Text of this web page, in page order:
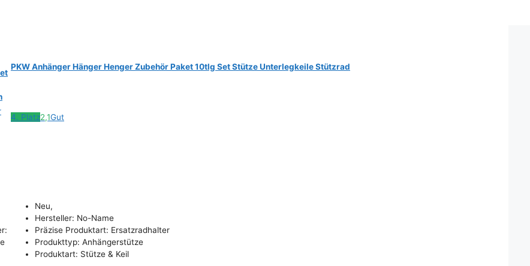
PKW Anhänger Hänger Henger Zubehör Paket 10tlg Set Stütze Unterlegkeile Stützrad
4. Platz2,1Gut
Neu,
Hersteller: No-Name
Präzise Produktart: Ersatzradhalter
Produkttyp: Anhängerstütze
Produktart: Stütze & Keil